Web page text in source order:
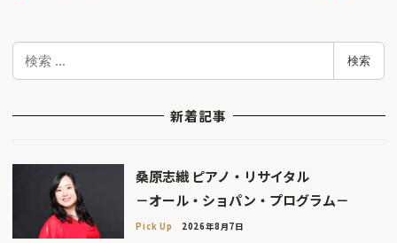
検
検索
新着記事
桑原志織 ピアノ・リサイタル
－オール・ショパン・プログラム－
Pick Up 2026年8月7日